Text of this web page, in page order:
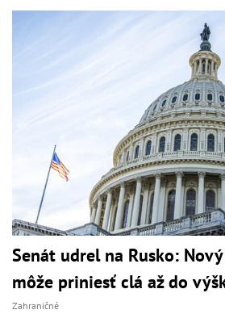
Senát udrel na Rusko:
môže priniesť clá až do
Zahraničné